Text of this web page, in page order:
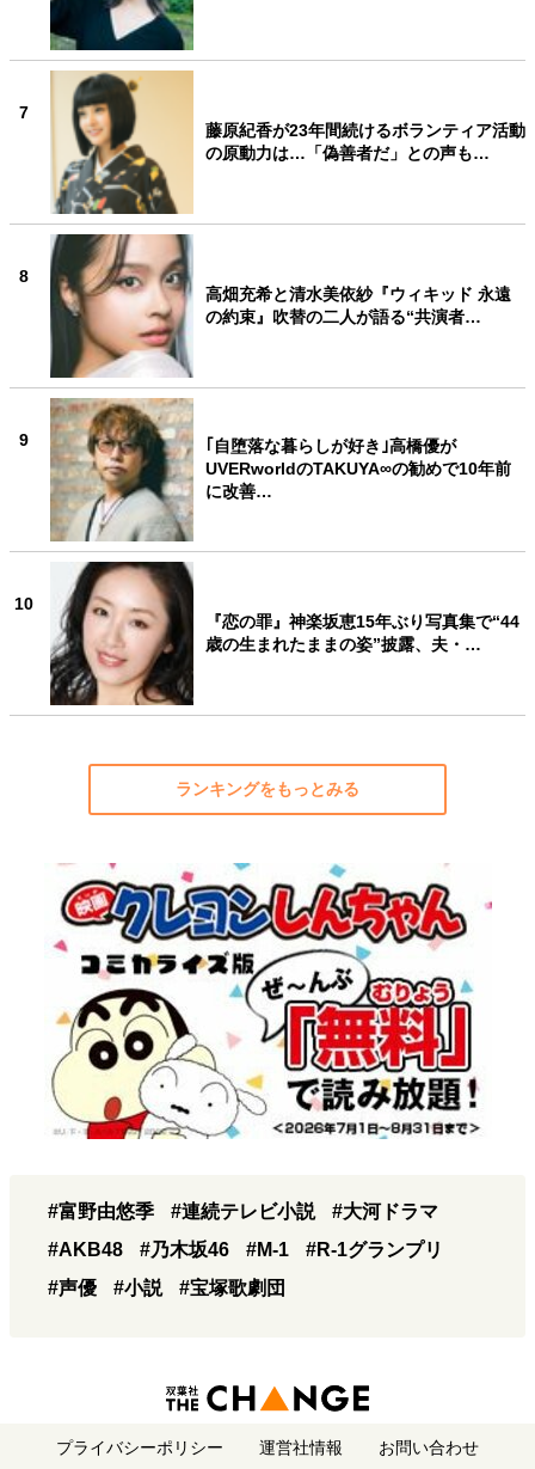
7
藤原紀香が23年間続けるボランティア活動
の原動力は…「偽善者だ」との声も…
8
高畑充希と清水美依紗『ウィキッド 永遠
の約束』吹替の二人が語る“共演者…
9
｢自堕落な暮らしが好き｣高橋優が
UVERworldのTAKUYA∞の勧めで10年前
に改善…
10
『恋の罪』神楽坂恵15年ぶり写真集で“44
歳の生まれたままの姿”披露、夫・…
ランキングをもっとみる
#富野由悠季 #連続テレビ小説
#大河ドラマ
#AKB48
#乃木坂46 #M-1
#R-1グランプリ
#声優
#小説 #宝塚歌劇団
プライバシーポリシー 運営社情報 お問い合わせ